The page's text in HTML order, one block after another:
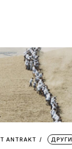
АNTRAKT ДРУГИ